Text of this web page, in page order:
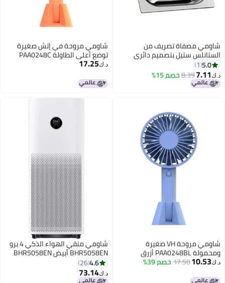
شاومي مصفاة تصريف من
الستانلس ستيل بتصميم دائري
فضي
5.0
1
د.ك‏7.11
8.39خصم 15%
شاومي مروحة في إتش صغيرة
توضع أعلى الطاولة PAA0248C
برتقالي
د.ك‏17.25
شاومي مروحة VH صغيرة
ومحمولة PAA0248BL أزرق
د.ك‏10.53
17.50خصم 39%
شاومي منقي الهواء الذكي 4 برو
BHR5058EN أبيض BHR5058EN
أبيض
4.6
26
د.ك‏73.14